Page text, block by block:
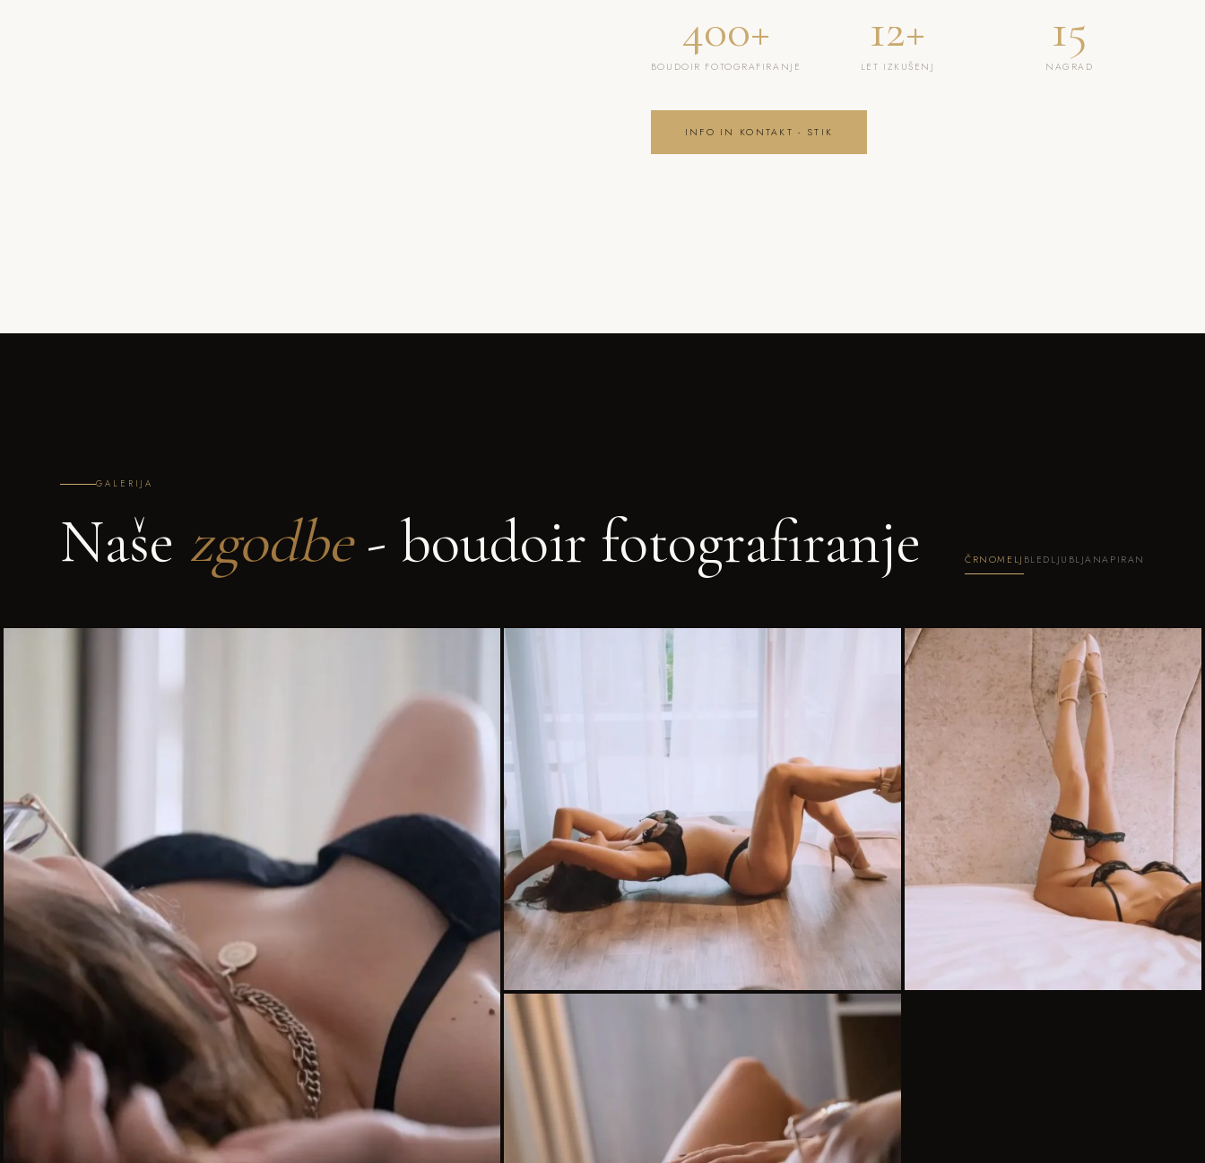
400+
BOUDOIR FOTOGRAFIRANJE
12+
LET IZKUŠENJ
15
NAGRAD
INFO IN KONTAKT - STIK
GALERIJA
Naše zgodbe- boudoir fotografiranje ČRNOMELJ BLED LJUBLJANA PIRAN